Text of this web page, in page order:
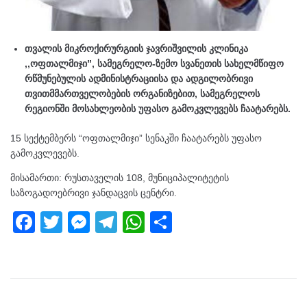
თვალის მიკროქირურგიის ჯავრიშვილის კლინიკა
,,ოფთალმიჯი”, სამეგრელო-ზემო სვანეთის სახელმწიფო
რწმუნებულის ადმინისტრაციისა და ადგილობრივი
თვითმმართველობების ორგანიზებით, სამეგრელოს
რეგიონში მოსახლეობის უფასო გამოკვლევებს ჩაატარებს.
15 სექტემბერს “ოფთალმიჯი” სენაკში ჩაატარებს უფასო
გამოკვლევებს.
მისამართი: რუსთაველის 108, მუნიციპალიტეტის
საზოგადოებრივი ჯანდაცვის ცენტრი.
F
T
M
T
W